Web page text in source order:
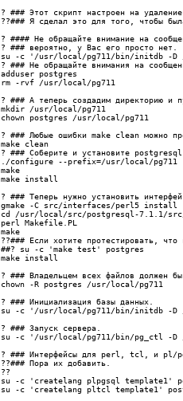
? ### Этот скрипт настроен на
??### Я сделал это для того, чтобы
? #### Не обращайте внимание на
? ### вероятно, у Вас его просто нет.
su -c '/usr/local/pg711/bin/initdb -
? ### Не обращайте внимания на
adduser postgres
rm -rvf /usr/local/pg711
? ### А теперь создадим директорию
mkdir /usr/local/pg711
chown postgres /usr/local/pg711
? ### Любые ошибки make clean можно
make clean
? ### Соберите и установите
./configure --prefix=/usr/local/
make
make install
? ### Теперь нужно установить
gmake -C src/interfaces/perl5 install
cd /usr/local/src/postgresql-7.1.1/
perl Makefile.PL
make
??### Если хотите протестировать,
##? su -c 'make test' postgres
make install
? ### Владельцем всех файлов должен
chown -R postgres /usr/local/pg711
? ### Инициализация базы данных.
su -c '/usr/local/pg711/bin/initdb -D
? ### Запуск сервера.
su -c '/usr/local/pg711/bin/pg_ctl -
? ### Интерфейсы для perl, tcl, и pl/
??### Пора их добавить.
??
su -c 'createlang plpgsql template1'
su -c 'createlang pltcl template1'